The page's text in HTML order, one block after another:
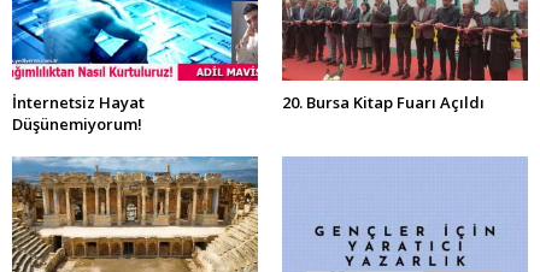
İnternetsiz Hayat
Düşünemiyorum!
20. Bursa Kitap Fuarı Açıldı